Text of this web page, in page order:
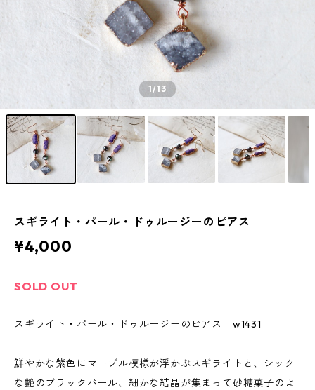
1/13
スギライト・パール・ドゥルージーのピアス
¥4,000
SOLD OUT
スギライト・パール・ドゥルージーのピアス w1431
鮮やかな紫色にマーブル模様が浮かぶスギライトと、シック
な艶のブラックパール、細かな結晶が集まって砂糖菓子のよ